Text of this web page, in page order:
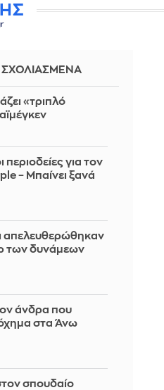
ΣΧΟΛΙΑΣΜΕΝΑ
«τριπλό
περιοδείες για τον
– Μπαίνει ξανά
απελευθερώθηκαν
των δυνάμεων
άνδρα που
στα Άνω
σπουδαίο